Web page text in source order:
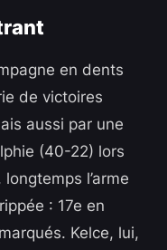
en dents
de victoires
aussi par une
(40-22) lors
l’arme
: 17e en
Kelce, lui,